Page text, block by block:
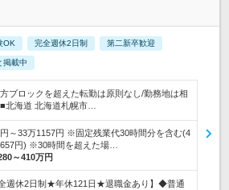
OK 完全週休2日制 第二新卒歓迎
掲載中
方ブロックを超えた転勤は原則なし/勤務地は相
北海道 北海道札幌市…
～33万1157円 ※固定残業代30時間分を含む(4
円) ※30時間を超えた場…
～410万円
週休2日制★年休121日★退職金あり】◆普通